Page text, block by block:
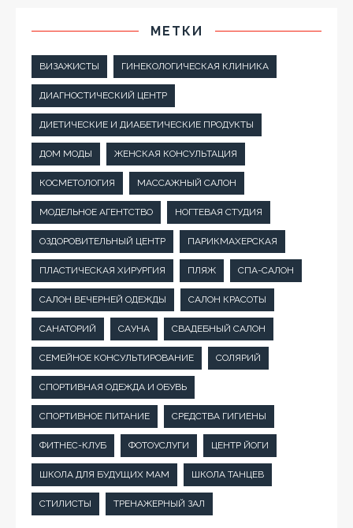
МЕТКИ
ВИЗАЖИСТЫ ГИНЕКОЛОГИЧЕСКАЯ КЛИНИКА
ДИАГНОСТИЧЕСКИЙ ЦЕНТР
ДИЕТИЧЕСКИЕ И ДИАБЕТИЧЕСКИЕ ПРОДУКТЫ
ДОМ МОДЫ ЖЕНСКАЯ КОНСУЛЬТАЦИЯ
КОСМЕТОЛОГИЯ МАССАЖНЫЙ САЛОН
МОДЕЛЬНОЕ АГЕНТСТВО НОГТЕВАЯ СТУДИЯ
ОЗДОРОВИТЕЛЬНЫЙ ЦЕНТР ПАРИКМАХЕРСКАЯ
ПЛАСТИЧЕСКАЯ ХИРУРГИЯ ПЛЯЖ СПА-САЛОН
САЛОН ВЕЧЕРНЕЙ ОДЕЖДЫ САЛОН КРАСОТЫ
САНАТОРИЙ САУНА СВАДЕБНЫЙ САЛОН
СЕМЕЙНОЕ КОНСУЛЬТИРОВАНИЕ СОЛЯРИЙ
СПОРТИВНАЯ ОДЕЖДА И ОБУВЬ
СПОРТИВНОЕ ПИТАНИЕ СРЕДСТВА ГИГИЕНЫ
ФИТНЕС-КЛУБ ФОТОУСЛУГИ ЦЕНТР ЙОГИ
ШКОЛА ДЛЯ БУДУЩИХ МАМ ШКОЛА ТАНЦЕВ
СТИЛИСТЫ ТРЕНАЖЕРНЫЙ ЗАЛ